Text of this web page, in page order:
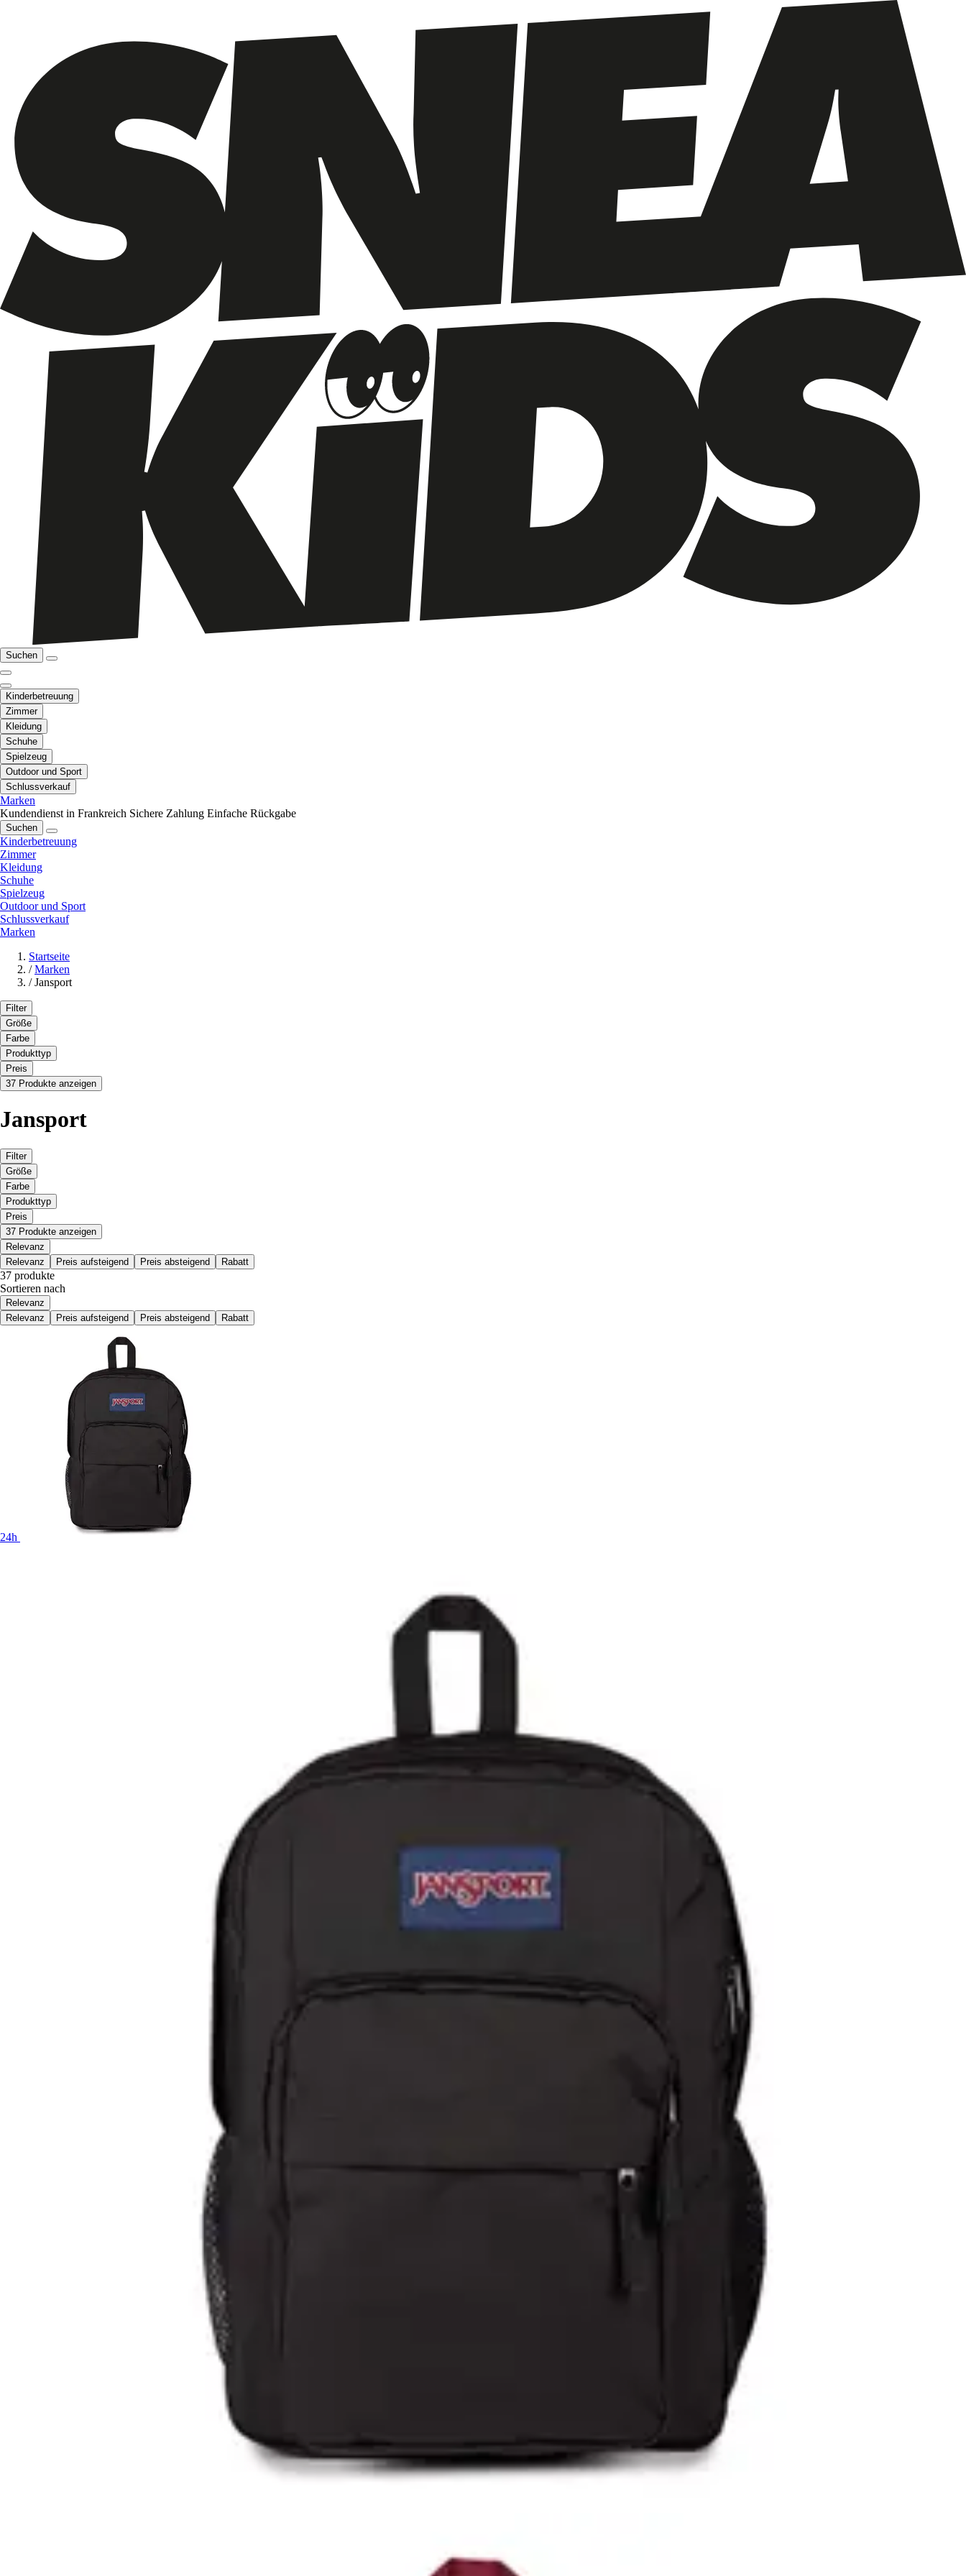
Suchen
Kinderbetreuung
Zimmer
Kleidung
Schuhe
Spielzeug
Outdoor und Sport
Schlussverkauf
Marken
Kundendienst in Frankreich Sichere Zahlung Einfache Rückgabe
Suchen
Kinderbetreuung
Zimmer
Kleidung
Schuhe
Spielzeug
Outdoor und Sport
Schlussverkauf
Marken
Startseite
/ Marken
/ Jansport
Filter
Größe
Farbe
Produkttyp
Preis
37 Produkte anzeigen
Jansport
Filter
Größe
Farbe
Produkttyp
Preis
37 Produkte anzeigen
Relevanz
Relevanz
Preis aufsteigend Preis absteigend Rabatt
37 produkte
Sortieren nach
Relevanz
Relevanz
Preis aufsteigend Preis absteigend Rabatt
24h